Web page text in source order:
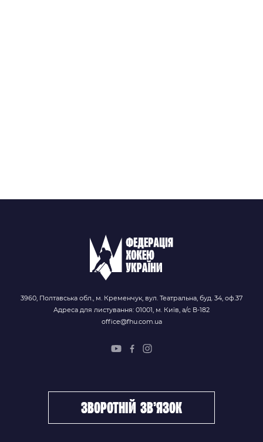
3960, Полтавська обл., м. Кременчук, вул. Театральна, буд. 34, оф.37
Адреса для листування: 01001, м. Київ, а/с В-182
office@fhu.com.ua
зворотній зв’язок